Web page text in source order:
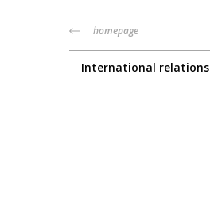
PF
menu
homepage
International relations